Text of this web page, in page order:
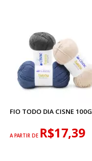
FIO TODO DIA CISNE 100G
A PARTIR DE R$17,39